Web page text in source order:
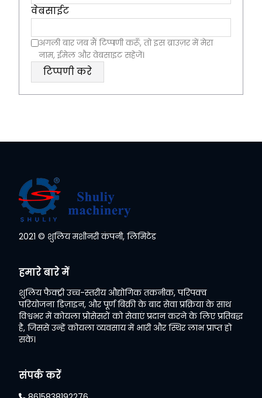
वेबसाईट
अगली बार जब मैं टिप्पणी करूँ, तो इस ब्राउज़र में मेरा
नाम, ईमेल और वेबसाइट सहेजें।
2021 © शुलिय मशीनरी कंपनी, लिमिटेड
हमारे बारे में
शुलिय फैक्ट्री उच्च-स्तरीय औद्योगिक तकनीक, परिपक्व
परियोजना डिज़ाइन, और पूर्ण बिक्री के बाद सेवा प्रक्रिया के साथ
विश्वभर में कोयला प्रोसेसरों को सेवाएं प्रदान करने के लिए प्रतिबद्ध
है, जिससे उन्हें कोयला व्यवसाय में भारी और स्थिर लाभ प्राप्त हो
सके।
संपर्क करें
Wechat